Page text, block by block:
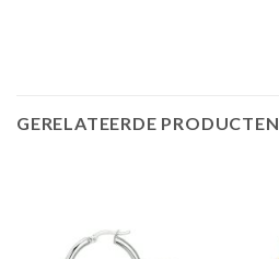
GERELATEERDE PRODUCTEN